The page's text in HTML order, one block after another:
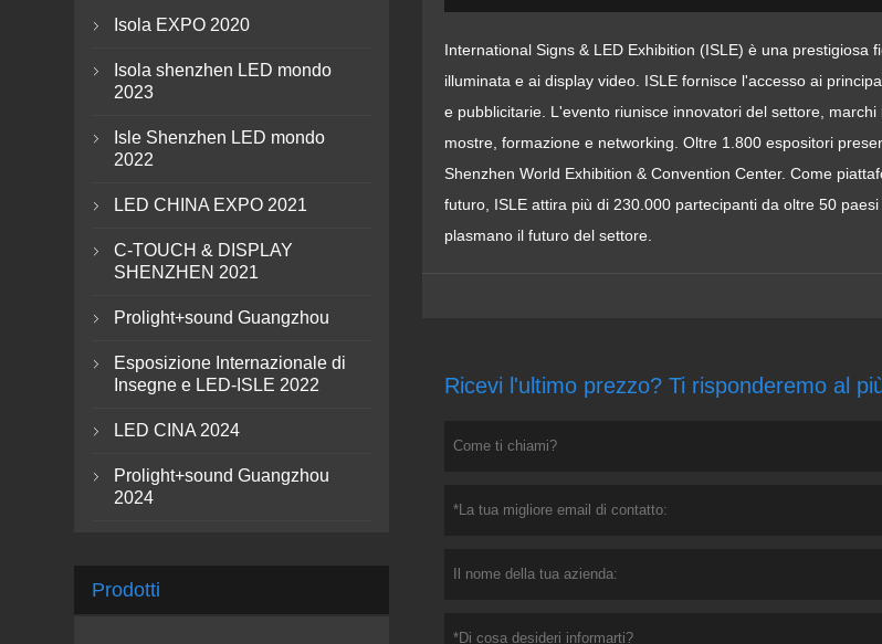
International Signs & LED Exhibition (ISLE) è una
illuminata e ai display video. ISLE fornisce l'accesso ai
e pubblicitarie. L'evento riunisce innovatori del settore,
mostre, formazione e networking. Oltre 1.800 espositori
Shenzhen World Exhibition & Convention Center. Come
futuro, ISLE attira più di 230.000 partecipanti da oltre 50
plasmano il futuro del settore.
Ricevi l'ultimo prezzo? Ti risponderemo al
 Isola EXPO 2020

Isola shenzhen LED mondo
2023

Isle Shenzhen LED mondo
2022
 LED CHINA EXPO 2021

C-TOUCH & DISPLAY
SHENZHEN 2021
 Prolight+sound Guangzhou

Esposizione Internazionale di
Insegne e LED-ISLE 2022
 LED CINA 2024

Prolight+sound Guangzhou
2024
Prodotti